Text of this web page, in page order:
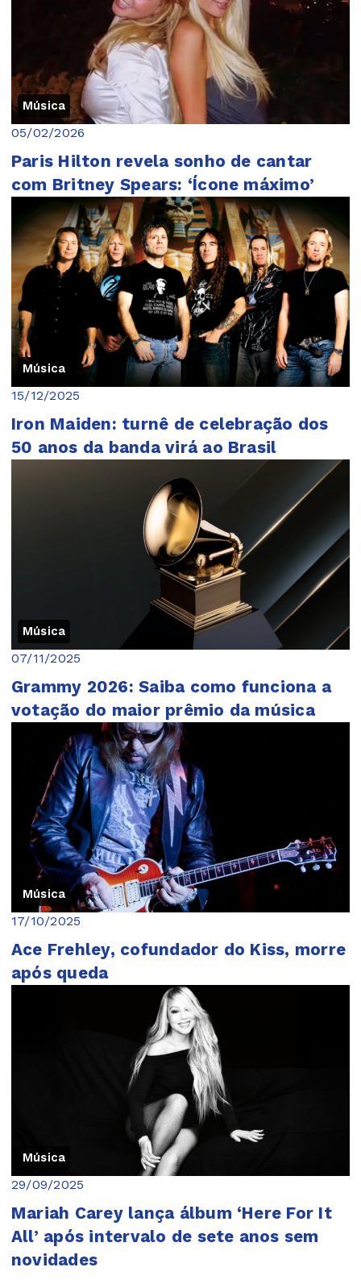
Música
05/02/2026
Paris Hilton revela sonho de cantar
com Britney Spears: ‘Ícone máximo’
Música
15/12/2025
Iron Maiden: turnê de celebração dos
50 anos da banda virá ao Brasil
Música
07/11/2025
Grammy 2026: Saiba como funciona a
votação do maior prêmio da música
Música
17/10/2025
Ace Frehley, cofundador do Kiss, morre
após queda
Música
29/09/2025
Mariah Carey lança álbum ‘Here For It
All’ após intervalo de sete anos sem
novidades